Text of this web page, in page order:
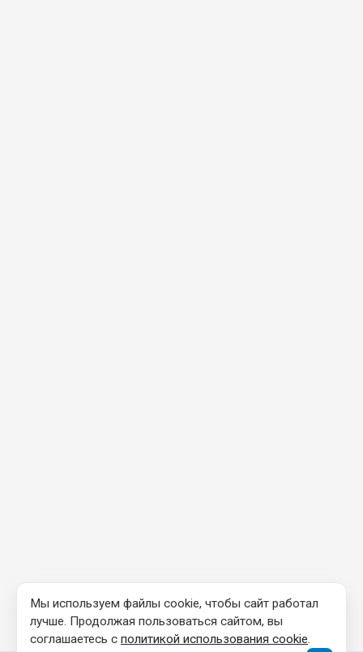
Мы используем файлы cookie, чтобы сайт работал
лучше. Продолжая пользоваться сайтом, вы
соглашаетесь с политикой использования cookie.